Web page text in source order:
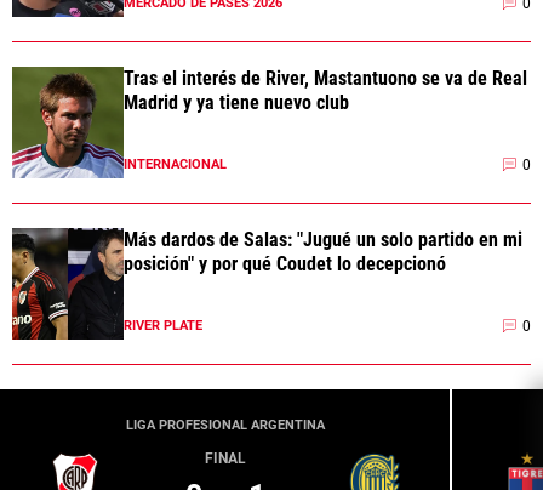
Tras el interés de River, Mastantuono se va de Real
Madrid y ya tiene nuevo club
INTERNACIONAL 0
Más dardos de Salas: "Jugué un solo partido en mi
posición" y por qué Coudet lo decepcionó
RIVER PLATE 0
LIGA PROFESIONAL ARGENTINA
FINAL